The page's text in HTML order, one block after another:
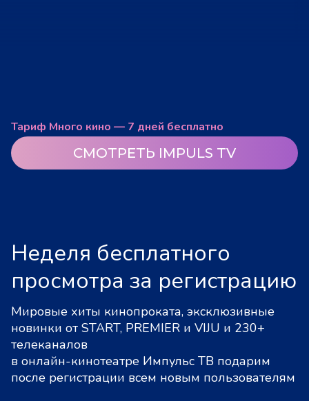
Тариф Много кино — 7 дней бесплатно
СМОТРЕТЬ IMPULS TV
Неделя бесплатного
просмотра за регистрацию
Мировые хиты кинопроката, эксклюзивные
новинки от START, PREMIER и VIJU и 230+
телеканалов
в онлайн-кинотеатре Импульс ТВ подарим
после регистрации всем новым пользователям